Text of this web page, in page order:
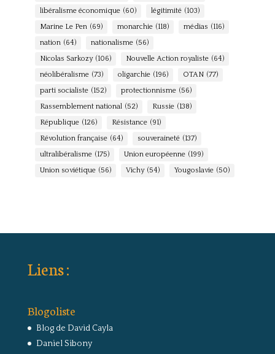
libéralisme économique (60) légitimité (103)
Marine Le Pen (69) monarchie (118) médias (116)
nation (64) nationalisme (56)
Nicolas Sarkozy (106) Nouvelle Action royaliste (64)
néolibéralisme (73) oligarchie (196) OTAN (77)
parti socialiste (152) protectionnisme (56)
Rassemblement national (52) Russie (138)
République (126) Résistance (91)
Révolution française (64) souveraineté (137)
ultralibéralisme (175) Union européenne (199)
Union soviétique (56) Vichy (54) Yougoslavie (50)
Liens :
Blogoliste
Blog de David Cayla
Daniel Sibony